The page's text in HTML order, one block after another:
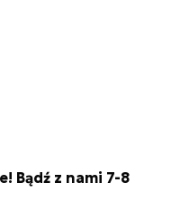
Bądź z nami 7-8